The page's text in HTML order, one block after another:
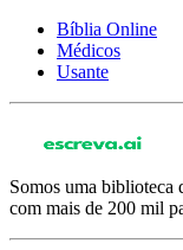
Bíblia Online
Médicos
Usante
Somos uma biblioteca
com mais de 200 mil